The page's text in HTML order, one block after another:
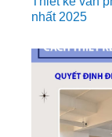
nhất 2025